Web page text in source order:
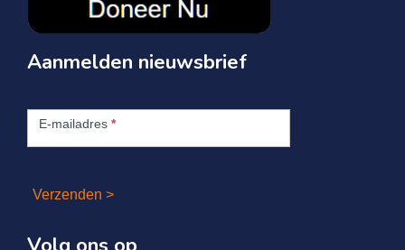
Aanmelden nieuwsbrief
nieuwsbrief
E-mailadres *
Verzenden >